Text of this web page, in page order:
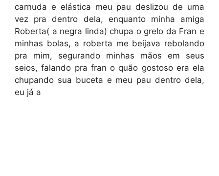
carnuda e elástica meu pau deslizou de uma
vez pra dentro dela, enquanto minha amiga
Roberta( a negra linda) chupa o grelo da Fran e
minhas bolas, a roberta me beijava rebolando
pra mim, segurando minhas mãos em seus
seios, falando pra fran o quão gostoso era ela
chupando sua buceta e meu pau dentro dela,
eu já a